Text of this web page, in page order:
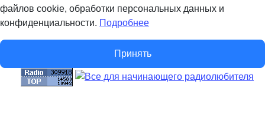
файлов cookie, обработки персональных данных и
конфиденциальности. Подробнее
Принять